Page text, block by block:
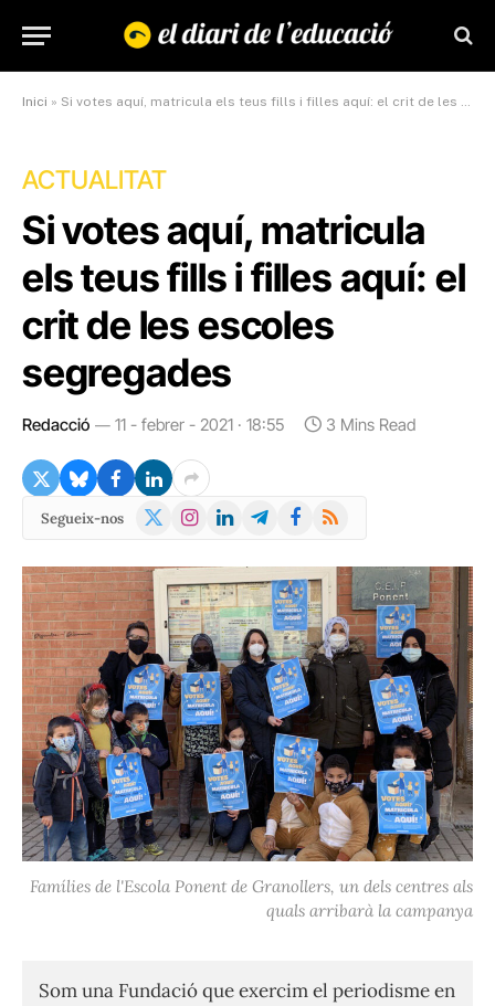
Inici » Si votes aquí, matricula els teus fills i filles aquí: el crit de les escoles segregades
ACTUALITAT
Si votes aquí, matricula
els teus fills i filles aquí: el
crit de les escoles
segregades
Redacció 11 - febrer - 2021 · 18:55 3 Mins Read
Segueix-nos
X
Instagram
LinkedInTelegramFacebook
RSS
Famílies de l'Escola Ponent de Granollers, un dels centres als
quals arribarà la campanya
Som una Fundació que exercim el periodisme en